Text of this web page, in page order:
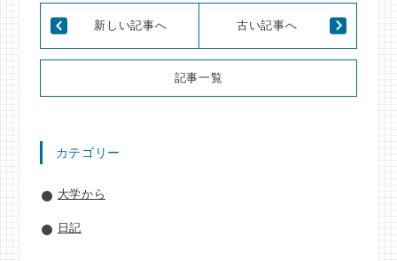
新しい記事へ
記事一覧
古い記事へ
カテゴリー
大学から
日記